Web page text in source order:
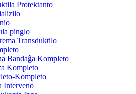
Protektanto
pinglo
Transduktilo
Bandaĝa Kompleto
Kompleto
Kompleto
Interveno